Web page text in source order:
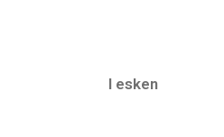
I esken